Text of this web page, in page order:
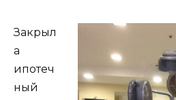
Закрыл
а
ипотеч
ный